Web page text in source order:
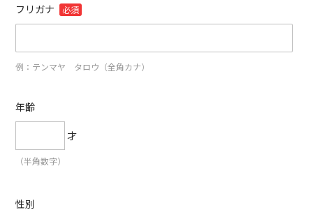
フリガナ 必須
例：テンマヤ タロウ（全角カナ）
年齢
才
（半角数字）
性別